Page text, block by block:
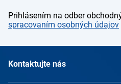
Prihlásením na odber
spracovaním osobných údajov
Kontaktujte nás